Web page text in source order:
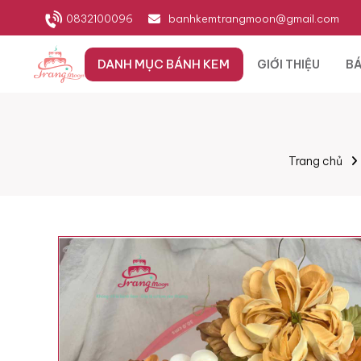
0832100096 banhkemtrangmoon@gmail.com
DANH MỤC BÁNH KEM GIỚI THIỆU
Trang chủ